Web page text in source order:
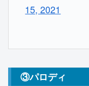
15, 2021
③パロディ